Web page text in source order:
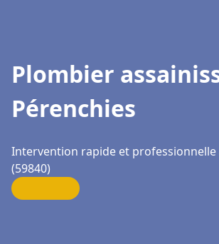
Plombier
Pérenchies
Intervention rapide et professionnelle
(59840)